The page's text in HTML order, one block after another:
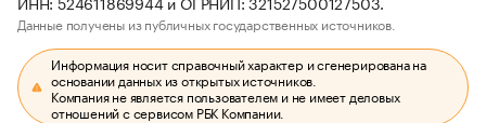
Данные получены из публичных государственных источников.
Информация носит справочный характер и сгенерирована на
основании данных из открытых источников.
Компания не является пользователем и не имеет деловых
отношений с сервисом РБК Компании.